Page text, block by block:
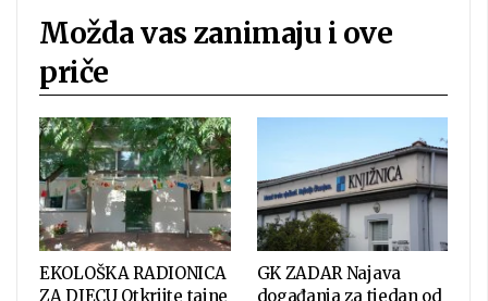
Možda vas zanimaju i ove
priče
EKOLOŠKA RADIONICA
ZA DJECU Otkrijte tajne
GK ZADAR Najava
događanja za tjedan od